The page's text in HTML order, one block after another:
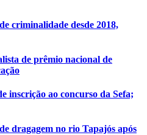
criminalidade desde 2018,
de prêmio nacional de
inscrição ao concurso da Sefa;
dragagem no rio Tapajós após